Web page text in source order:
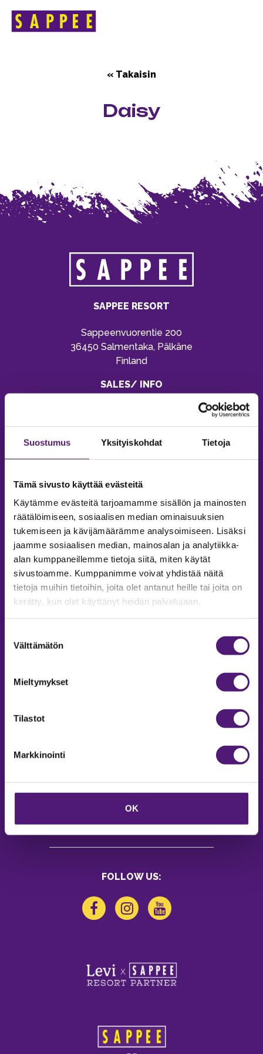
Suostumus Yksityiskohdat Tietoja
Tämä sivusto käyttää evästeitä
Käytämme evästeitä tarjoamamme sisällön ja mainosten
räätälöimiseen, sosiaalisen median ominaisuuksien
tukemiseen ja kävijämäärämme analysoimiseen. Lisäksi
jaamme sosiaalisen median, mainosalan ja analytiikka-
alan kumppaneillemme tietoja siitä, miten käytät
sivustoamme. Kumppanimme voivat yhdistää näitä
tietoja muihin tietoihin, joita olet antanut heille tai joita on
kerätty, kun olet käyttänyt heidän palvelujaan.
valinta
Välttämätön
Mieltymykset
Tilastot
Markkinointi
OK
Päävalikko
HOME > DAISY
« Takaisin
Daisy
SAPPEE RESORT
Sappeenvuorentie 200
36450 Salmentaka, Pälkäne
Finland
SALES/ INFO
ACCOMMODATION
Inquiries and reservations
Phone:+358207559975
Email:majoitus@sappee.fi
During the winter season weekdays
Online reservations webshop 24h
Privacy policy
FOLLOW US: